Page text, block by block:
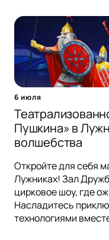
6 июля
Пушкина» в
волшебства
Откройте для себя
Лужниках! Зал
цирковое шоу, где
Насладитесь
технологиями